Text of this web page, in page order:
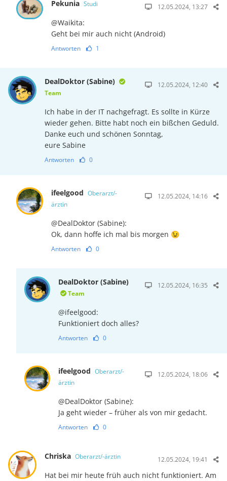
Pekunia Studi 12.05.2024, 13:27
@Waikita:
Geht bei mir auch nicht (Android)
Antworten 1
DealDoktor (Sabine)
Team
12.05.2024, 12:40
Ich habe in der IT nachgefragt. Es sollte in Kürze
wieder gehen. Bitte habt noch ein bißchen Geduld.
Danke euch und schönen Sonntag,
eure Sabine
Antworten 0
ifeelgood Oberarzt/-
ärztin
12.05.2024, 14:16
@DealDoktor (Sabine):
Ok, dann hoffe ich mal bis morgen 😉
Antworten 0
DealDoktor (Sabine)
Team
12.05.2024, 16:35
@ifeelgood:
Funktioniert doch alles?
Antworten 0
ifeelgood Oberarzt/-
ärztin
12.05.2024, 18:06
@DealDoktor (Sabine):
Ja geht wieder – früher als von mir gedacht.
Antworten 0
Chriska Oberarzt/-ärztin 12.05.2024, 19:41
Hat bei mir heute früh auch nicht funktioniert. Am